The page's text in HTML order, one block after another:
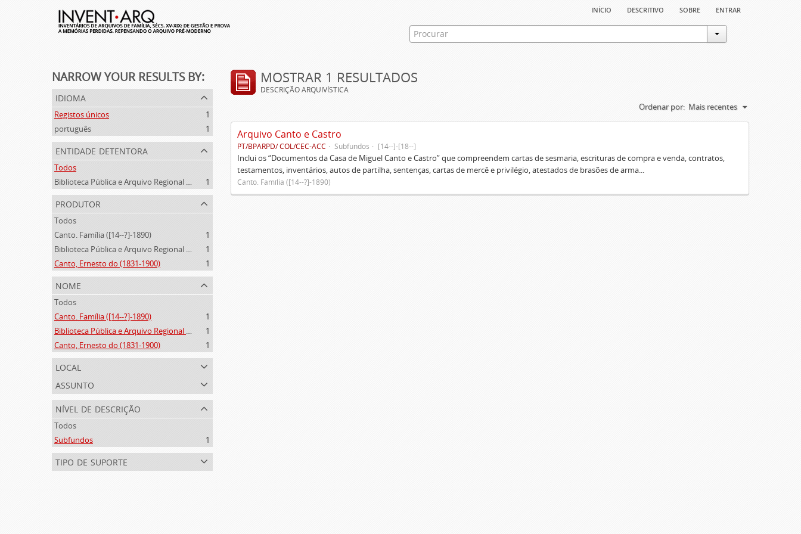
início descritivo sobre entrar
NARROW YOUR RESULTS BY:
idioma
Registos únicos
1
português
1
entidade detentora
Todos
Biblioteca Pública e Arquivo Regional de Ponta Delgada
1
produtor
Todos
Canto. Família ([14--?]-1890)
1
Biblioteca Pública e Arquivo Regional de Ponta Delgada (1841- )
1
Canto, Ernesto do (1831-1900)
1
nome
Todos
Canto. Família ([14--?]-1890)
1
Biblioteca Pública e Arquivo Regional de Ponta Delgada (1841- )
1
Canto, Ernesto do (1831-1900)
1
local
assunto
nível de descrição
Todos
Subfundos
1
tipo de suporte
MOSTRAR 1 RESULTADOS
DESCRIÇÃO ARQUIVÍSTICA
Ordenar por: Mais recentes
Arquivo Canto e Castro
PT/BPARPD/ COL/CEC-ACC Subfundos [14--]-[18--]
Inclui os “Documentos da Casa de Miguel Canto e Castro” que compreendem cartas de sesmaria, escrituras de compra e venda, contratos,
testamentos, inventários, autos de partilha, sentenças, cartas de mercê e privilégio, atestados de brasões de arma...
Canto. Família ([14--?]-1890)